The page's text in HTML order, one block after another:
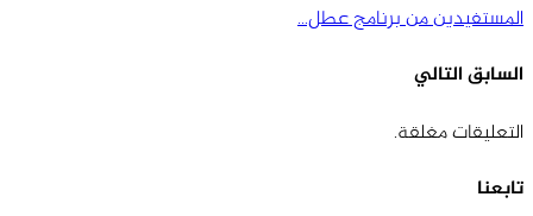
المستفيدين من برنامج عطل…
السابقالتالي
التعليقات مغلقة.
تابعنا